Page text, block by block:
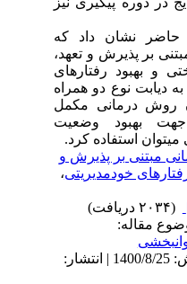
نشان داد که
بر پذیرش و تعهد،
بهبود رفتارهای
دیابت نوع دو همراه
روش درمانی مکمل
بهبود وضعیت
استفاده کرد.
مبتنی بر پذیرش و
خودمدیریتی،
مقاله:
دریافت: 1400/4/15 | پذیرش: 1400/8/25 | انتشار: